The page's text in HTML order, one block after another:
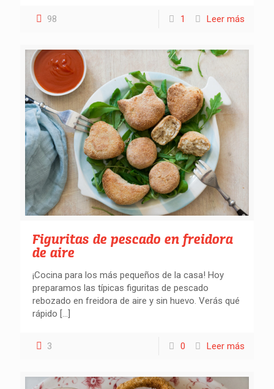
98 1 Leer más
Figuritas de pescado en freidora
de aire
¡Cocina para los más pequeños de la casa! Hoy
preparamos las típicas figuritas de pescado
rebozado en freidora de aire y sin huevo. Verás qué
rápido […]
3 0 Leer más